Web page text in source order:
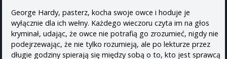
George Hardy, pasterz, kocha swoje owce i hoduje je
wyłącznie dla ich wełny. Każdego wieczoru czyta im na głos
kryminał, udając, że owce nie potrafią go zrozumieć, nigdy nie
podejrzewając, że nie tylko rozumieją, ale po lekturze przez
długie godziny spierają się między sobą o to, kto jest sprawcą